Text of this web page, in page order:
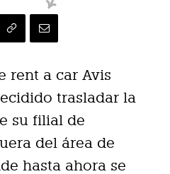
rent a car Avis
trasladar la
su filial de
del área de
hasta ahora se